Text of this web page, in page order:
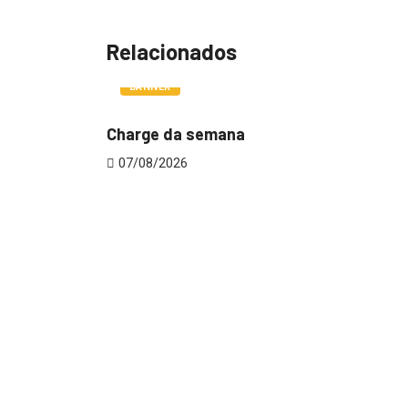
Relacionados
BANNER
Charge da semana
07/08/2026